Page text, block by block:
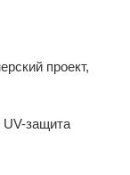
проект,
защита